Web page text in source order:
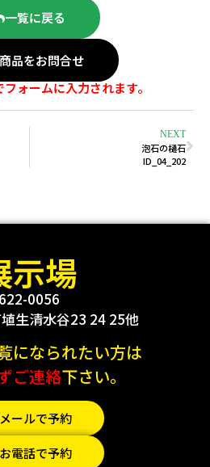
一覧に戻る
品をお問合せ
ォームに入力されます。
NEXT
泡石の樋石
ID_04_202
示場
0056
生清水谷23 24 25他
になられたい方は
ご連絡下さい。
ールで予約
電話で予約